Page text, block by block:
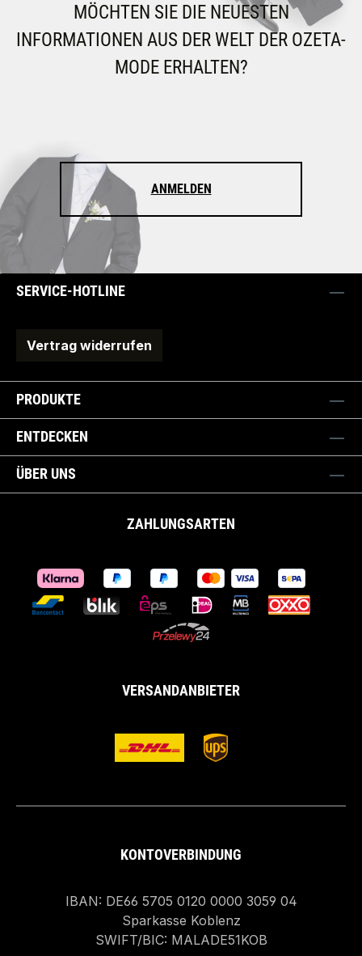
MÖCHTEN SIE DIE NEUESTEN
INFORMATIONEN AUS DER WELT DER OZETA-
MODE ERHALTEN?
ANMELDEN
SERVICE-HOTLINE
Vertrag widerrufen
PRODUKTE
ENTDECKEN
ÜBER UNS
ZAHLUNGSARTEN
VERSANDANBIETER
KONTOVERBINDUNG
IBAN: DE66 5705 0120 0000 3059 04
Sparkasse Koblenz
SWIFT/BIC: MALADE51KOB